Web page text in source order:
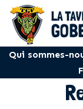
Qui sommes-